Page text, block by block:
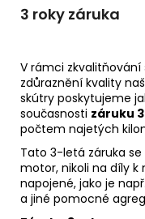
3 roky záruka
V rámci zkvalitňování
zdůraznění kvality
skútry poskytujeme
současnosti záruku
počtem najetých
Tato 3-letá záruka
motor, nikoli na díly k
napojené, jako je
a jiné pomocné